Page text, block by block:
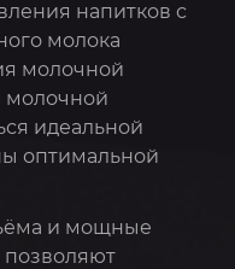
напитков с
молока
молочной
молочной
идеальной
оптимальной
и мощные
позволяют